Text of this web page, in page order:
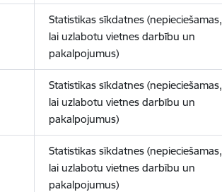
Statistikas sīkdatnes (nepieciešamas,
lai uzlabotu vietnes darbību un
pakalpojumus)
Statistikas sīkdatnes (nepieciešamas,
lai uzlabotu vietnes darbību un
pakalpojumus)
Statistikas sīkdatnes (nepieciešamas,
lai uzlabotu vietnes darbību un
pakalpojumus)